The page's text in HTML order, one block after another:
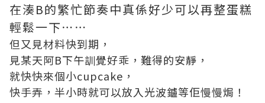
在湊B的繁忙節奏中真係好少可以再整蛋糕
輕鬆一下⋯⋯
但又見材料快到期，
見某天阿B下午訓覺好乖，難得的安靜，
就快快來個小cupcake，
快手弄，半小時就可以放入光波鑪等佢慢慢焗！